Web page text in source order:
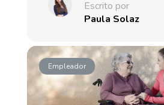
Escrito por
Paula Solaz
Empleador